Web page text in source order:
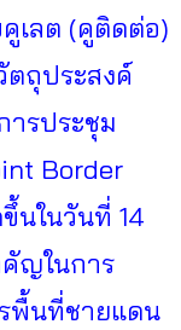
เลต (คูติดต่อ)
ถุประสงค์
ารประชุม
Border
นในวันที่ 14
คัญในการ
พื้นที่ชายแดน